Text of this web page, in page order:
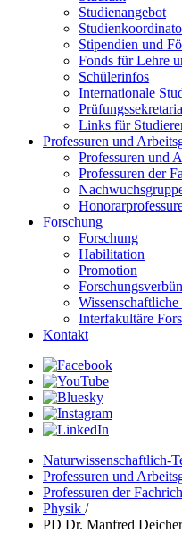
Studienangebot
Stipendien und
Fonds für Lehre
Schülerinfos
Internationale
Links für
Professuren und
Professuren und
Professuren der
Forschung
Forschung
Habilitation
Promotion
Interfakultäre
Kontakt
Naturwissenschaftlich-
Professuren und
Professuren der
Physik /
PD Dr. Manfred Deicher